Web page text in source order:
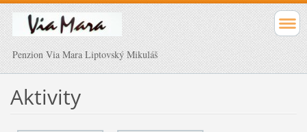
Penzion Via Mara Liptovský Mikuláš
Aktivity